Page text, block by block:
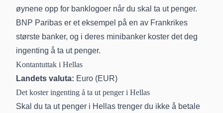
øynene opp for banklogoer når du skal ta ut penger.
BNP Paribas er et eksempel på en av Frankrikes
største banker, og i deres minibanker koster det deg
ingenting å ta ut penger.
Kontantuttak i Hellas
Landets valuta: Euro (EUR)
Det koster ingenting å ta ut penger i Hellas
Skal du ta ut penger i Hellas trenger du ikke å betale